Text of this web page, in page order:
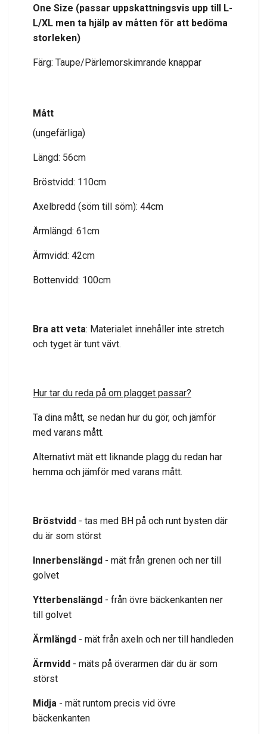
One Size (passar uppskattningsvis upp till L-
L/XL men ta hjälp av måtten för att bedöma
storleken)
Färg: Taupe/Pärlemorskimrande knappar
Mått
(ungefärliga)
Längd: 56cm
Bröstvidd: 110cm
Axelbredd (söm till söm): 44cm
Ärmlängd: 61cm
Ärmvidd: 42cm
Bottenvidd: 100cm
Bra att veta: Materialet innehåller inte stretch
och tyget är tunt vävt.
Hur tar du reda på om plagget passar?
Ta dina mått, se nedan hur du gör, och jämför
med varans mått.
Alternativt mät ett liknande plagg du redan har
hemma och jämför med varans mått.
Bröstvidd - tas med BH på och runt bysten där
du är som störst
Innerbenslängd - mät från grenen och ner till
golvet
Ytterbenslängd - från övre bäckenkanten ner
till golvet
Ärmlängd - mät från axeln och ner till handleden
Ärmvidd - mäts på överarmen där du är som
störst
Midja - mät runtom precis vid övre
bäckenkanten